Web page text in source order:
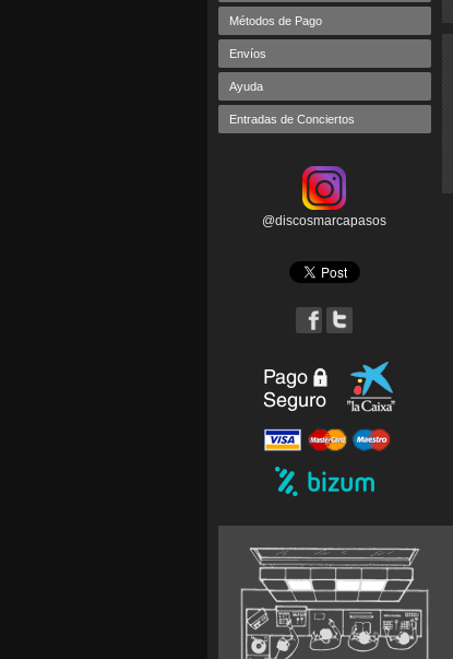
Métodos de Pago
Envíos
Ayuda
Entradas de Conciertos
@discosmarcapasos